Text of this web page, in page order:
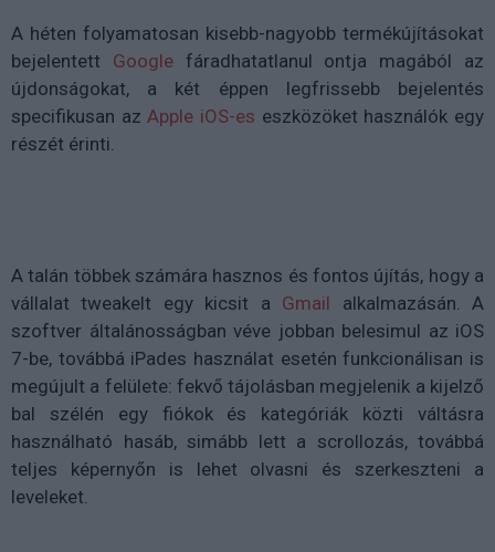
A héten folyamatosan kisebb-nagyobb termékújításokat
bejelentett Googlefáradhatatlanul ontja magából az
újdonságokat, a két éppen legfrissebb bejelentés
specifikusan azApple iOS-es eszközöket használók egy
részét érinti.
A talán többek számára hasznos és fontos újítás, hogy a
vállalat tweakelt egy kicsit a Gmail alkalmazásán. A
szoftver általánosságban véve jobban belesimul az iOS
7-be, továbbá iPades használat esetén funkcionálisan is
megújult a felülete: fekvő tájolásban megjelenik a kijelző
bal szélén egy fiókok és kategóriák közti váltásra
használható hasáb, simább lett a scrollozás, továbbá
teljes képernyőn is lehet olvasni és szerkeszteni a
leveleket.